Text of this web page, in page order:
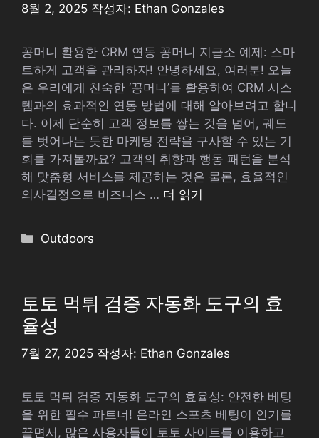
8월 2, 2025 작성자: Ethan Gonzales
꽁머니 활용한 CRM 연동 꽁머니 지급소 예제: 스마
트하게 고객을 관리하자! 안녕하세요, 여러분! 오늘
은 우리에게 친숙한 ‘꽁머니’를 활용하여 CRM 시스
템과의 효과적인 연동 방법에 대해 알아보려고 합니
다. 이제 단순히 고객 정보를 쌓는 것을 넘어, 궤도
를 벗어나는 듯한 마케팅 전략을 구사할 수 있는 기
회를 가져볼까요? 고객의 취향과 행동 패턴을 분석
해 맞춤형 서비스를 제공하는 것은 물론, 효율적인
의사결정으로 비즈니스 … 더 읽기
카
Outdoors
토토 먹튀 검증 자동화 도구의 효
율성
7월 27, 2025 작성자: Ethan Gonzales
토토 먹튀 검증 자동화 도구의 효율성: 안전한 베팅
을 위한 필수 파트너! 온라인 스포츠 베팅이 인기를
끌면서, 많은 사용자들이 토토 사이트를 이용하고